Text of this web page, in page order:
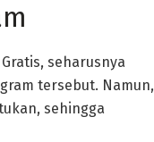
seharusnya
tersebut. Namun,
sehingga